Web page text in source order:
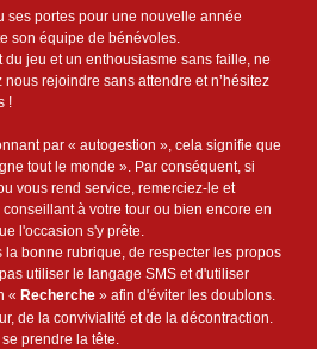
ses portes pour une nouvelle année
son équipe de bénévoles.
du jeu et un enthousiasme sans faille, ne
rejoindre sans attendre et n’hésitez
!
par « autogestion », cela signifie que
tout le monde ». Par conséquent, si
vous rend service, remerciez-le et
à votre tour ou bien encore en
l'occasion s'y prête.
la bonne rubrique, de respecter les propos
utiliser le langage SMS et d'utiliser
« Recherche » afin d'éviter les doublons.
de la convivialité et de la décontraction.
prendre la tête.